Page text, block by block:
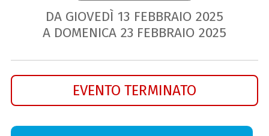
DA GIOVEDÌ 13 FEBBRAIO 2025
A DOMENICA 23 FEBBRAIO 2025
EVENTO TERMINATO